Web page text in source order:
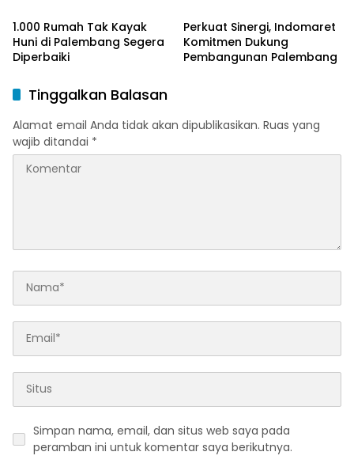
1.000 Rumah Tak Kayak
Huni di Palembang Segera
Diperbaiki
Perkuat Sinergi, Indomaret
Komitmen Dukung
Pembangunan Palembang
Tinggalkan Balasan
Alamat email Anda tidak akan dipublikasikan. Ruas yang
wajib ditandai *
Simpan nama, email, dan situs web saya pada
peramban ini untuk komentar saya berikutnya.